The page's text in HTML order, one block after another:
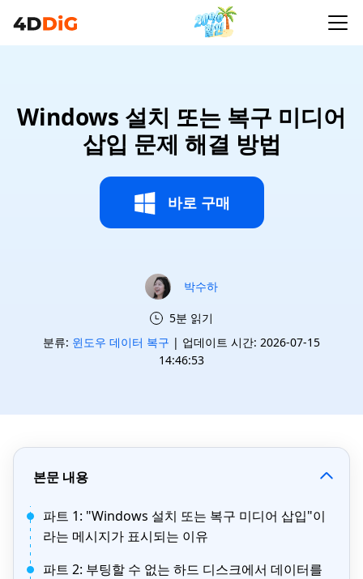
Windows 설치 또는 복구 미디어
삽입 문제 해결 방법
바로 구매
박수하
5분 읽기
분류: 윈도우 데이터 복구 | 업데이트 시간: 2026-07-15
14:46:53
본문 내용
파트 1: "Windows 설치 또는 복구 미디어 삽입"이
라는 메시지가 표시되는 이유
파트 2: 부팅할 수 없는 하드 디스크에서 데이터를